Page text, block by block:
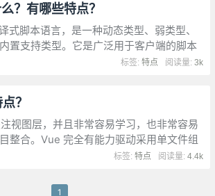
？有哪些特点？
式脚本语言，是一种动态类型、弱类型、
置支持类型。它是广泛用于客户端的脚本
网页上使用，用来给HTML网页增加动态
阅读量:3k
标签:特点
？
视图层，并且非常容易学习，也非常容易
整合。Vue 完全有能力驱动采用单文件组
支持的库开发的复杂单页应用。Vue.js 还提
阅读量:4.4k
标签:特点
1